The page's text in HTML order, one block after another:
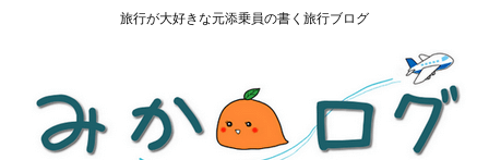
旅行が大好きな元添乗員の書く旅行ブログ